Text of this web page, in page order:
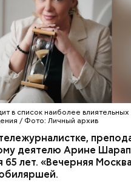
в список наиболее
/ Фото: Личный архив
деятелю Арине
65 лет. «Вечерняя